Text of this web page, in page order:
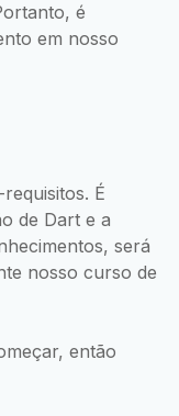
é
em nosso
É
de Dart e a
será
nosso curso de
então